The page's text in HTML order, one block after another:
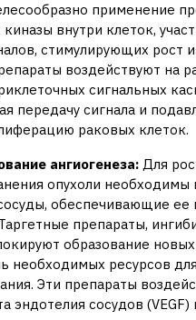
применение
внутри клеток‚
стимулирующих рост
воздействуют на
сигнальных
передачу сигнала и
раковых клеток.
ангиогенеза:Для
опухоли необходимы
обеспечивающие ее
препараты‚
образование новых
необходимых ресурсов
Эти препараты
эндотелия сосудов (VEGF)